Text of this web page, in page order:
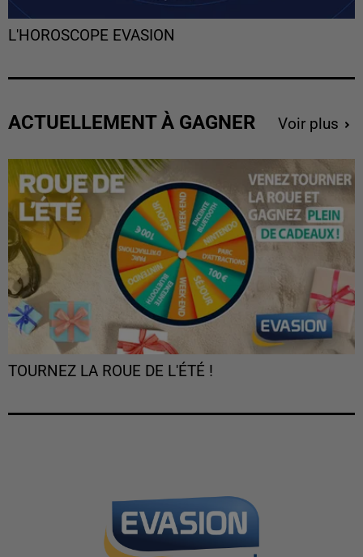
L'HOROSCOPE EVASION
ACTUELLEMENT À GAGNER Voir plus
TOURNEZ LA ROUE DE L'ÉTÉ !